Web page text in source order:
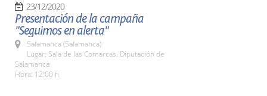
23/12/2020
Presentación de la campaña
"Seguimos en alerta"
Salamanca (Salamanca)
Lugar: Sala de las Comarcas. Diputación de
Salamanca
Hora: 12:00 h.